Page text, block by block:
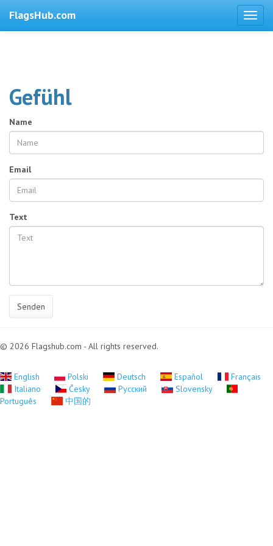
FlagsHub.com
Gefühl
Name
Email
Text
Senden
© 2026 Flagshub.com - All rights reserved.
English Polski Deutsch Español
Français
Italiano
Česky Русский
Slovensky
Português
中国的